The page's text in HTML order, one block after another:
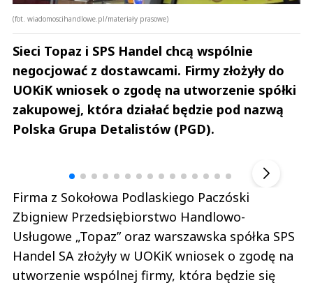
(fot. wiadomoscihandlowe.pl/materiały prasowe)
Sieci Topaz i SPS Handel chcą wspólnie
negocjować z dostawcami. Firmy złożyły do
UOKiK wniosek o zgodę na utworzenie spółki
zakupowej, która działać będzie pod nazwą
Polska Grupa Detalistów (PGD).
Firma z Sokołowa Podlaskiego Paczóski
Zbigniew Przedsiębiorstwo Handlowo-
Usługowe „Topaz” oraz warszawska spółka SPS
Handel SA złożyły w UOKiK wniosek o zgodę na
utworzenie wspólnej firmy, która będzie się